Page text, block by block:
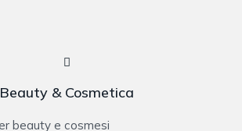
Beauty & Cosmetica